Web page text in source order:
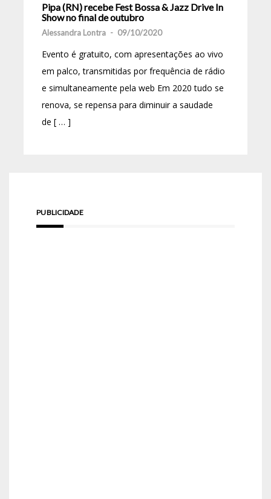
Pipa (RN) recebe Fest Bossa & Jazz Drive In
Show no final de outubro
Alessandra Lontra - 09/10/2020
Evento é gratuito, com apresentações ao vivo
em palco, transmitidas por frequência de rádio
e simultaneamente pela web Em 2020 tudo se
renova, se repensa para diminuir a saudade
de [ … ]
PUBLICIDADE